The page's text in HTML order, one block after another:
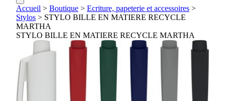
Accueil > Boutique > Ecriture, papeterie et accessoires >
Stylos > STYLO BILLE EN MATIERE RECYCLE
MARTHA
STYLO BILLE EN MATIERE RECYCLE MARTHA